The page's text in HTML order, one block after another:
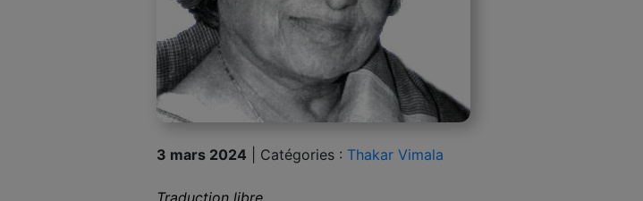
3 mars 2024 Catégories : Thakar Vimala
Traduction libre